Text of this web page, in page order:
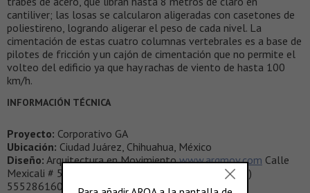
cantiliver; las losas se calcularon aligeradas con casetones de
poliestireno, logrando aligerar el peso de cada nivel. La
cimentación de estas cuatro columnas vertebrales es a base de
pilotes de fricción y un cajón de cimentación que no permite el
volteo del edificio ya que hay rachas de viento de hasta 100
km/h.
INFORMACIÓN TÉCNICA
Proyecto: Corporativo GA
Ubicación: Ciudad Juárez, Chihuahua, México
Diseño: Arquitectura en Movimientowww.arqmov.com Calle
Mexicali # 53 Of. 4 Col. Condesa, México, DF Tel. (52)
5552861600